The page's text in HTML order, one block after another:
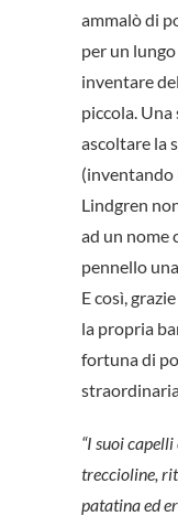
ammalò di
per un
inventare
piccola.
ascoltare la
(inventando
Lindgren
ad un nome
pennello
E così,
la propria
fortuna di
“I suoi
treccioline,
patatina ed